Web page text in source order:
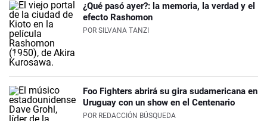
¿Qué pasó ayer?: la memoria, la verdad y el
efecto Rashomon
POR SILVANA TANZI
Foo Fighters abrirá su gira sudamericana en
Uruguay con un show en el Centenario
POR REDACCIÓN BÚSQUEDA